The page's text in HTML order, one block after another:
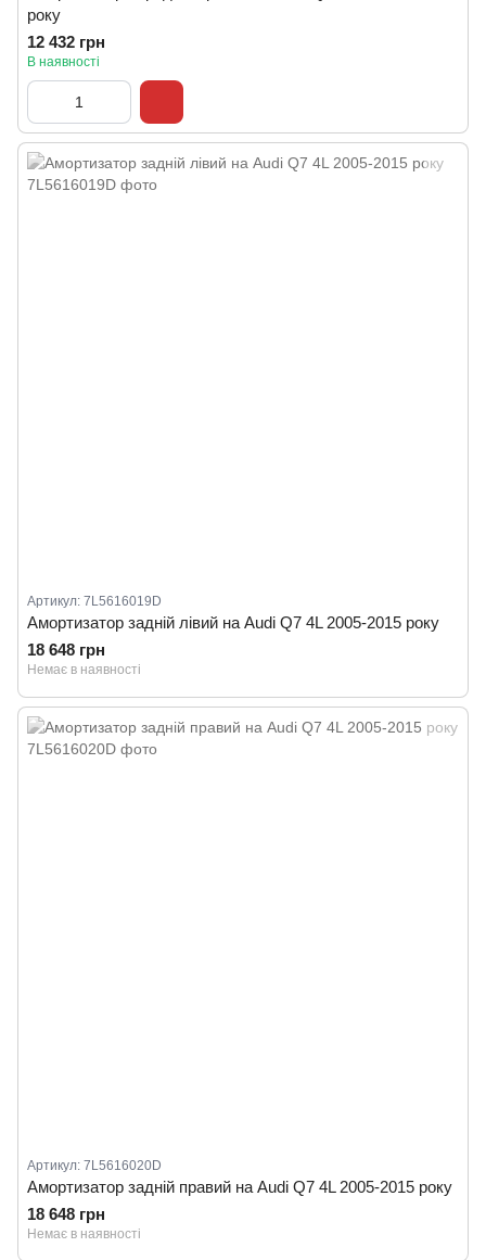
року
12 432 грн
В наявності
Артикул: 7L5616019D
Амортизатор задній лівий на Audi Q7 4L 2005-2015 року
18 648 грн
Немає в наявності
Артикул: 7L5616020D
Амортизатор задній правий на Audi Q7 4L 2005-2015 року
18 648 грн
Немає в наявності